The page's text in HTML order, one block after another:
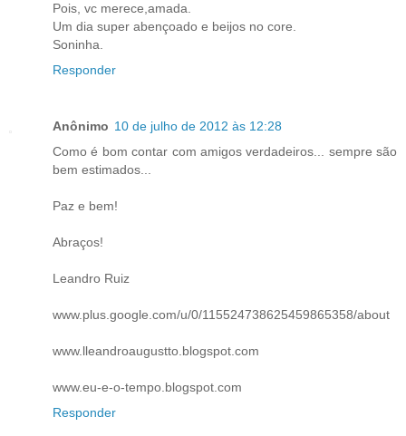
Pois, vc merece,amada.
Um dia super abençoado e beijos no core.
Soninha.
Responder
Anônimo 10 de julho de 2012 às 12:28
Como é bom contar com amigos verdadeiros... sempre são
bem estimados...
Paz e bem!
Abraços!
Leandro Ruiz
www.plus.google.com/u/0/115524738625459865358/about
www.lleandroaugustto.blogspot.com
www.eu-e-o-tempo.blogspot.com
Responder